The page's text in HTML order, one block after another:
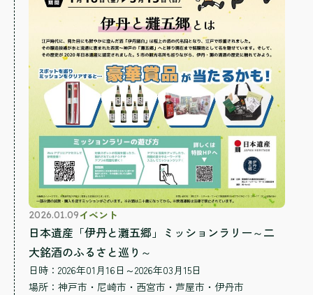
2026.01.09イベント
日本遺産「伊丹と灘五郷」ミッションラリー～二
大銘酒のふるさと巡り～
日時：2026年01月16日～2026年03月15日
場所： 神戸市・尼崎市・西宮市・芦屋市・伊丹市